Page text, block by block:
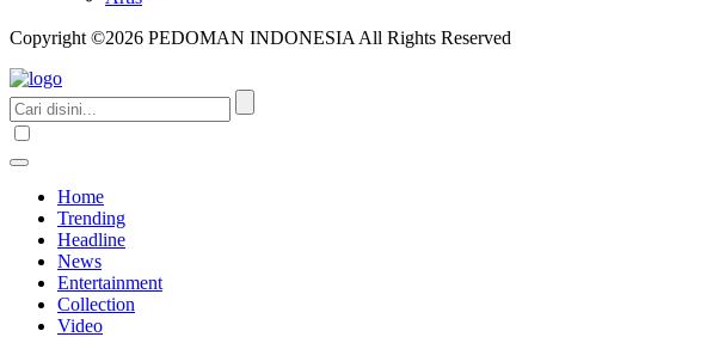
Copyright ©2026 PEDOMAN INDONESIA All Rights Reserved
Home
Trending
Headline
News
Entertainment
Collection
Video